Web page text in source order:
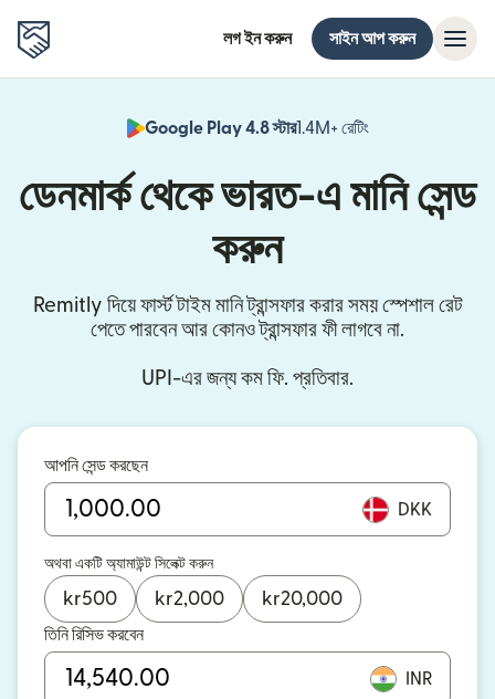
লগ ইন করুন সাইন আপ করুন
Google Play 4.8 স্টার1.4M+ রেটিং
ডেনমার্ক থেকে ভারত-এ মানি সেন্ড
করুন
Remitly দিয়ে ফার্স্ট টাইম মানি ট্রান্সফার করার সময় স্পেশাল রেট
পেতে পারবেন আর কোনও ট্রান্সফার ফী লাগবে না.
UPI-এর জন্য কম ফি. প্রতিবার.
আপনি সেন্ড করছেন
DKK
অথবা একটি অ্যামাউন্ট সিলেক্ট করুন
kr500 kr2,000 kr20,000
তিনি রিসিভ করবেন
INR